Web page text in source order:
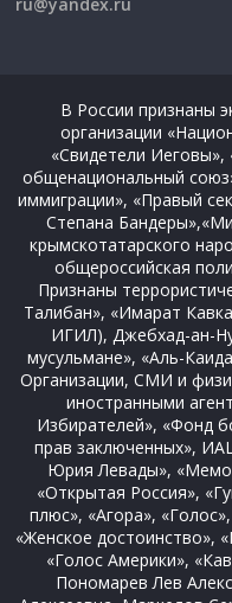
В России признаны
организации
«Свидетели Иеговы»,
общенациональный
иммиграции», «Правый
Степана
крымскотатарского
общероссийская
Признаны
Талибан», «Имарат
ИГИЛ), Джебхад-ан-
мусульмане», «Аль-
Организации, СМИ и
иностранными
Избирателей», «Фонд
прав заключенных»,
Юрия Левады»,
«Открытая Россия»,
плюс», «Агора»,
«Женское достоинство»,
«Голос Америки»,
Пономарев Лев